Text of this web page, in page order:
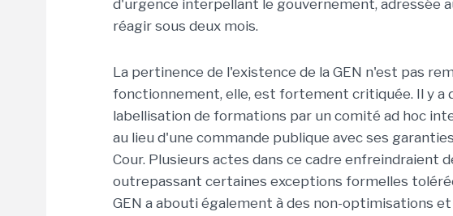
d'urgence interpellant le gouvernement, adressée
réagir sous deux mois.
La pertinence de l'existence de la GEN n'est pas
fonctionnement, elle, est fortement critiquée. Il y a
labellisation de formations par un comité ad hoc
au lieu d'une commande publique avec ses
Cour. Plusieurs actes dans ce cadre enfreindraient
outrepassant certaines exceptions formelles
GEN a abouti également à des non-optimisations